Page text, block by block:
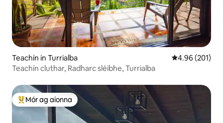
Teachín in Turrialba Meánrátáil
4.96 (201)
Teachín cluthar, Radharc sléibhe, Turrialba
An-mhór ag aíonna
Mór ag aíonna